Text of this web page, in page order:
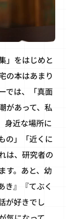
」をはじめと
の本はあまり
では、「真面
があって、私
身近な場所に
の」「近くに
は、研究者の
す。あと、幼
き』『てぶく
が好きでし